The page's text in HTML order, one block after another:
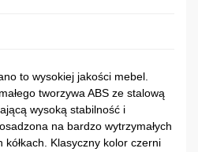
to wysokiej jakości mebel.
tworzywa ABS ze stalową
wysoką stabilność i
na bardzo wytrzymałych
kółkach. Klasyczny kolor czerni